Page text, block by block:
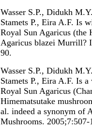
Wasser S.P., Didukh
Stamets P., Eira A.F. Is
Royal Sun Agaricus (the
Agaricus blazei Murrill?
90.
Wasser S.P., Didukh
Stamets P., Eira A.F. Is
Royal Sun Agaricus
Himematsutake
al. indeed a synonym of
Mushrooms. 2005;7:507-